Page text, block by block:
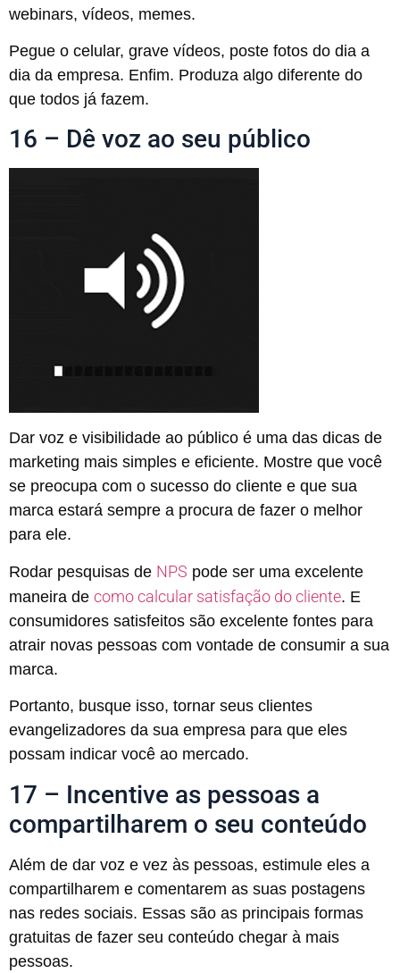
webinars, vídeos, memes.
Pegue o celular, grave vídeos, poste fotos do dia a
dia da empresa. Enfim. Produza algo diferente do
que todos já fazem.
16 – Dê voz ao seu público
Dar voz e visibilidade ao público é uma das dicas de
marketing mais simples e eficiente. Mostre que você
se preocupa com o sucesso do cliente e que sua
marca estará sempre a procura de fazer o melhor
para ele.
Rodar pesquisas de NPS pode ser uma excelente
maneira de como calcular satisfação do cliente. E
consumidores satisfeitos são excelente fontes para
atrair novas pessoas com vontade de consumir a sua
marca.
Portanto, busque isso, tornar seus clientes
evangelizadores da sua empresa para que eles
possam indicar você ao mercado.
17 – Incentive as pessoas a
compartilharem o seu conteúdo
Além de dar voz e vez às pessoas, estimule eles a
compartilharem e comentarem as suas postagens
nas redes sociais. Essas são as principais formas
gratuitas de fazer seu conteúdo chegar à mais
pessoas.